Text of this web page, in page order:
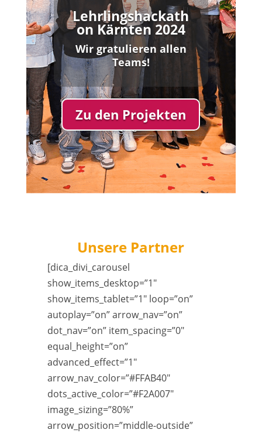
Lehrlingshackath
on Kärnten 2024
Wir gratulieren allen
Teams!
Zu den Projekten
Unsere Partner
[dica_divi_carousel
show_items_desktop=”1″
show_items_tablet=”1″ loop=”on”
autoplay=”on” arrow_nav=”on”
dot_nav=”on” item_spacing=”0″
equal_height=”on”
advanced_effect=”1″
arrow_nav_color=”#FFAB40″
dots_active_color=”#F2A007″
image_sizing=”80%”
arrow_position=”middle-outside”